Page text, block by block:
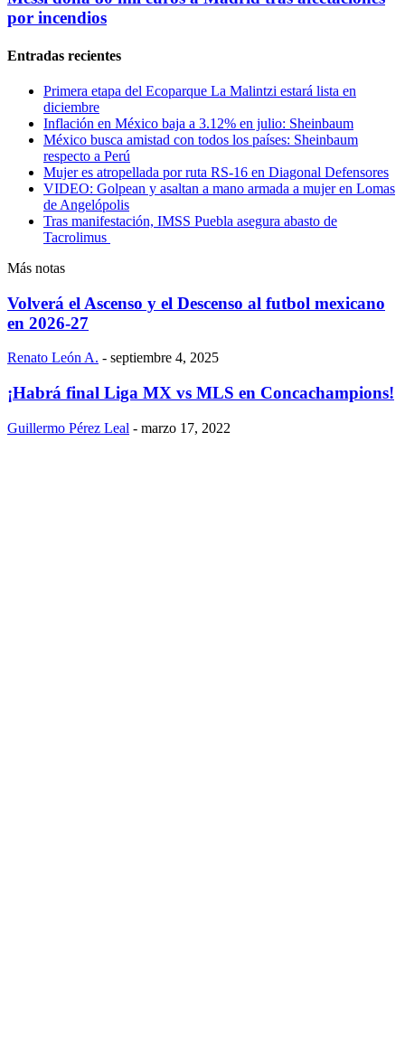
por incendios
Entradas recientes
Primera etapa del Ecoparque La Malintzi estará lista en
diciembre
Inflación en México baja a 3.12% en julio: Sheinbaum
México busca amistad con todos los países: Sheinbaum
respecto a Perú
Mujer es atropellada por ruta RS-16 en Diagonal Defensores
VIDEO: Golpean y asaltan a mano armada a mujer en Lomas
de Angelópolis
Tras manifestación, IMSS Puebla asegura abasto de
Tacrolimus
Más notas
Volverá el Ascenso y el Descenso al futbol mexicano
en 2026-27
Renato León A. - septiembre 4, 2025
¡Habrá final Liga MX vs MLS en Concachampions!
Guillermo Pérez Leal - marzo 17, 2022